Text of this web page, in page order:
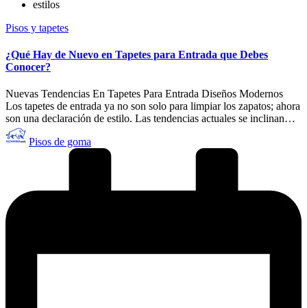
estilos
Publicado
Pisos y tapetes
¿Qué Hay de Nuevo en Tapetes para Entrada que Debes
Conocer?
Nuevas Tendencias En Tapetes Para Entrada Diseños Modernos
Los tapetes de entrada ya no son solo para limpiar los zapatos; ahora
son una declaración de estilo. Las tendencias actuales se inclinan…
Publicado
por
Pisos de goma